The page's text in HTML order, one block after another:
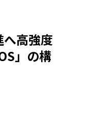
高強度
」の構